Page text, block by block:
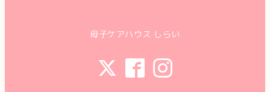
母子ケアハウス しらい